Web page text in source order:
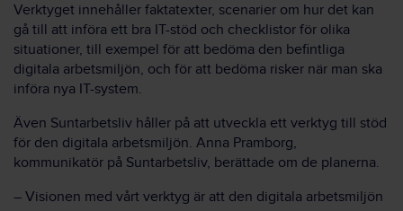
Verktyget innehåller faktatexter, scenarier om hur det kan
gå till att införa ett bra IT-stöd och checklistor för olika
situationer, till exempel för att bedöma den befintliga
digitala arbetsmiljön, och för att bedöma risker när man ska
införa nya IT-system.
Även Suntarbetsliv håller på att utveckla ett verktyg till stöd
för den digitala arbetsmiljön. Anna Pramborg,
kommunikatör på Suntarbetsliv, berättade om de planerna.
– Visionen med vårt verktyg är att den digitala arbetsmiljön